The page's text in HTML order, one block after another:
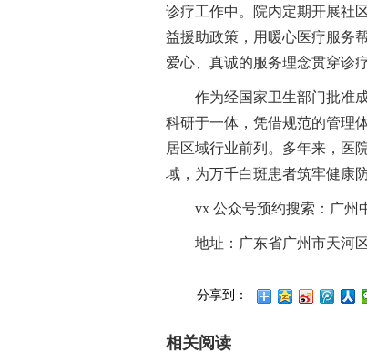
诊疗工作中。院内定期开展社
益援助政策，用暖心医疗服务
爱心、真诚的服务理念贯穿诊
作为经国家卫生部门批准
科研于一体，凭借规范的管理
居区域行业前列。多年来，医
域，为万千白斑患者筑牢健康
vx 公众号预约搜索：广州
地址：广东省广州市天河
分享到：
相关阅读